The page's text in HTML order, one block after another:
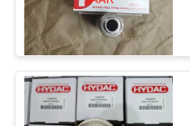
を
要
求
し